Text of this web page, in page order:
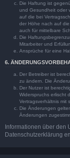
Die Haftung ist
und Gesundheit oder
auf die bei
der Höhe nach auf
auch für mittelbare
Die
Mitarbeiter und
Ansprüche für eine
6.
Der Betreiber ist
zu ändern. Die
Der Nutzer ist
Widerspruchs erlischt
Vertragsverhältnis mit
Die Änderungen
Änderungen
Informationen über den
Datenschutzerklärung